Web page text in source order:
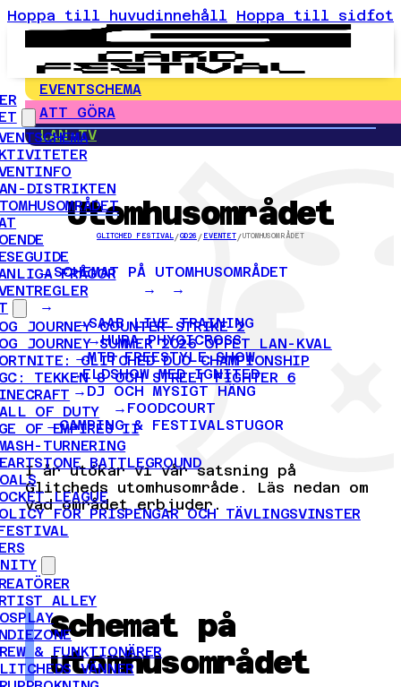
Hoppa till huvudinnehåll Hoppa till sidfot
DISTRIKTEN
FRÅGOR
JOURNEY COUNTER-STRIKE 2
JOURNEY SUMMER 2026 ÖPPET LAN-KVAL
GLITCHED DUO CHAMPIONSHIP
TEKKEN 8 OCH STREET FIGHTER 6
OF DUTY
OF EMPIRES II
TURNERING
BATTLEGROUND
LEAGUE
FÖR PRISPENGAR OCH TÄVLINGSVINSTER
ALLEY
& FUNKTIONÄRER
VÄNNER
EVENTSCHEMA
ATT GÖRA
LAN-TV
Utomhusområdet
GLITCHED FESTIVAL /GD26 / EVENTET / UTOMHUSOMRÅDET
SCHEMAT PÅ UTOMHUSOMRÅDET
SAAB LIVE TRAINING
HURA PHYGICROSS
MTB FREESTYLE SHOW
ELDSHOW MED IGNITED
DJ OCH MYSIGT HÄNG
FOODCOURT
CAMPING & FESTIVALSTUGOR
I år utökar vi vår satsning på
Glitcheds utomhusområde. Läs nedan om
vad området erbjuder.
Schemat på
utomhusområdet